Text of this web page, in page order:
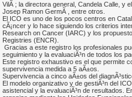
VilÃ ; la directora general, Candela Calle, y
Josep Ramon GermÃ , entre otros.
El ICO es uno de los pocos centros en
cÃ¡ncer y lo hace siguiendo los criterios
Research on Cancer (IARC) y los
Registries (ENCR).
Gracias a este registro los profesionales
seguimiento y la evaluaciÃ³n de todos los
Este registro exhaustivo es el que permite
supervivencia medida a 5 aÃ±os.
Supervivencia a cinco aÃ±os del
El modelo organizativo y de gestiÃ³n del
asistencial y la evaluaciÃ³n de resultados.